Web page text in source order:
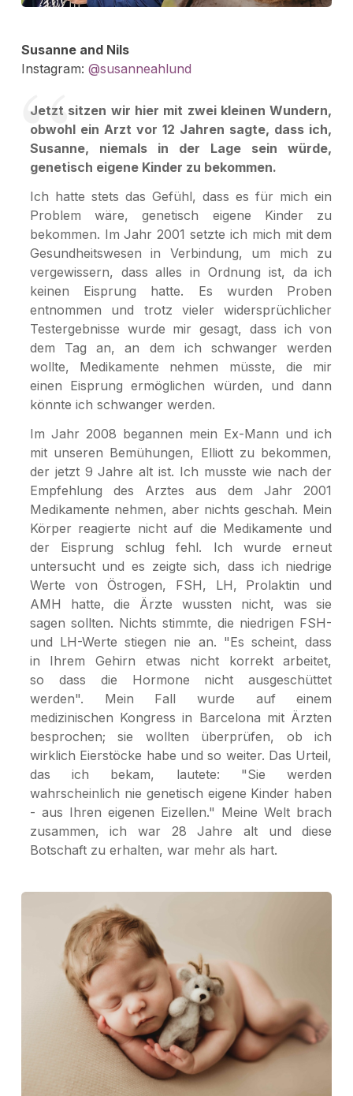
Susanne and Nils
Instagram: @susanneahlund
Jetzt sitzen wir hier mit zwei kleinen Wundern,
obwohl ein Arzt vor 12 Jahren sagte, dass ich,
Susanne, niemals in der Lage sein würde,
genetisch eigene Kinder zu bekommen.
Ich hatte stets das Gefühl, dass es für mich ein
Problem wäre, genetisch eigene Kinder zu
bekommen. Im Jahr 2001 setzte ich mich mit dem
Gesundheitswesen in Verbindung, um mich zu
vergewissern, dass alles in Ordnung ist, da ich
keinen Eisprung hatte. Es wurden Proben
entnommen und trotz vieler widersprüchlicher
Testergebnisse wurde mir gesagt, dass ich von
dem Tag an, an dem ich schwanger werden
wollte, Medikamente nehmen müsste, die mir
einen Eisprung ermöglichen würden, und dann
könnte ich schwanger werden.
Im Jahr 2008 begannen mein Ex-Mann und ich
mit unseren Bemühungen, Elliott zu bekommen,
der jetzt 9 Jahre alt ist. Ich musste wie nach der
Empfehlung des Arztes aus dem Jahr 2001
Medikamente nehmen, aber nichts geschah. Mein
Körper reagierte nicht auf die Medikamente und
der Eisprung schlug fehl. Ich wurde erneut
untersucht und es zeigte sich, dass ich niedrige
Werte von Östrogen, FSH, LH, Prolaktin und
AMH hatte, die Ärzte wussten nicht, was sie
sagen sollten. Nichts stimmte, die niedrigen FSH-
und LH-Werte stiegen nie an. "Es scheint, dass
in Ihrem Gehirn etwas nicht korrekt arbeitet,
so dass die Hormone nicht ausgeschüttet
werden". Mein Fall wurde auf einem
medizinischen Kongress in Barcelona mit Ärzten
besprochen; sie wollten überprüfen, ob ich
wirklich Eierstöcke habe und so weiter. Das Urteil,
das ich bekam, lautete: "Sie werden
wahrscheinlich nie genetisch eigene Kinder haben
- aus Ihren eigenen Eizellen." Meine Welt brach
zusammen, ich war 28 Jahre alt und diese
Botschaft zu erhalten, war mehr als hart.